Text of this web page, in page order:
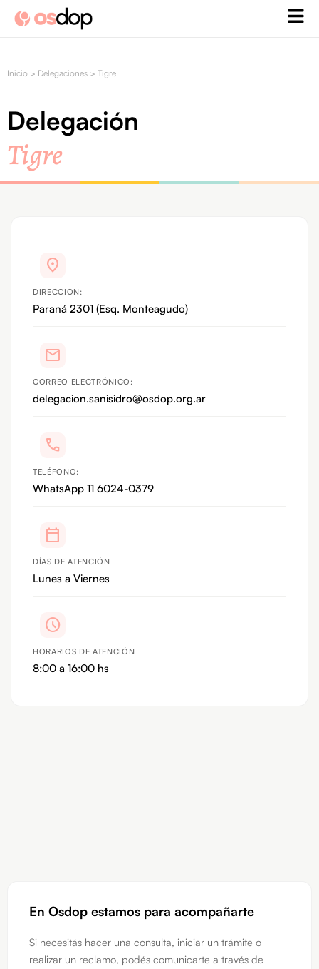
Inicio > Delegaciones > Tigre
Delegación
Tigre
location_on
DIRECCIÓN:
Paraná 2301 (Esq. Monteagudo)
mail
CORREO ELECTRÓNICO:
delegacion.sanisidro@osdop.org.ar
call
TELÉFONO:
WhatsApp 11 6024-0379
calendar_today
DÍAS DE ATENCIÓN
Lunes a Viernes
schedule
HORARIOS DE ATENCIÓN
8:00 a 16:00 hs
En Osdop estamos para acompañarte​
Si necesitás hacer una consulta, iniciar un trámite o
realizar un reclamo, podés comunicarte a través de